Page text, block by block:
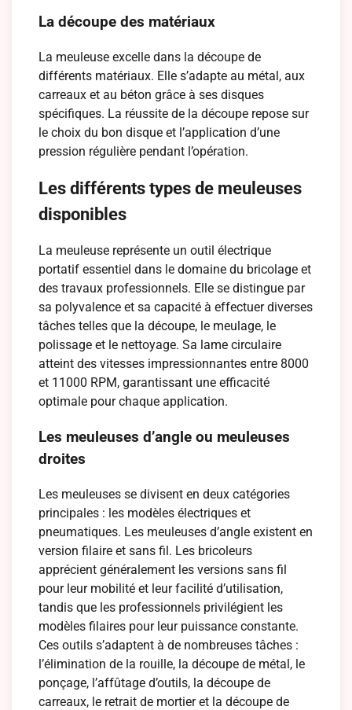
La découpe des matériaux
La meuleuse excelle dans la découpe de
différents matériaux. Elle s’adapte au métal, aux
carreaux et au béton grâce à ses disques
spécifiques. La réussite de la découpe repose sur
le choix du bon disque et l’application d’une
pression régulière pendant l’opération.
Les différents types de meuleuses
disponibles
La meuleuse représente un outil électrique
portatif essentiel dans le domaine du bricolage et
des travaux professionnels. Elle se distingue par
sa polyvalence et sa capacité à effectuer diverses
tâches telles que la découpe, le meulage, le
polissage et le nettoyage. Sa lame circulaire
atteint des vitesses impressionnantes entre 8000
et 11000 RPM, garantissant une efficacité
optimale pour chaque application.
Les meuleuses d’angle ou meuleuses
droites
Les meuleuses se divisent en deux catégories
principales : les modèles électriques et
pneumatiques. Les meuleuses d’angle existent en
version filaire et sans fil. Les bricoleurs
apprécient généralement les versions sans fil
pour leur mobilité et leur facilité d’utilisation,
tandis que les professionnels privilégient les
modèles filaires pour leur puissance constante.
Ces outils s’adaptent à de nombreuses tâches :
l’élimination de la rouille, la découpe de métal, le
ponçage, l’affûtage d’outils, la découpe de
carreaux, le retrait de mortier et la découpe de